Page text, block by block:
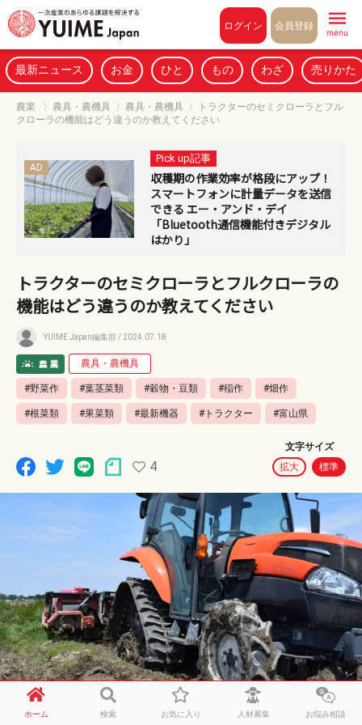
ログイン 会員登録
menu
最新ニュース お金 ひと もの わざ 売りかた
農業 〉 農具・農機具 〉 農具・農機具 〉
トラクターのセミクローラとフル
クローラの機能はどう違うのか教えてください
AD
Pick up記事
収穫期の作業効率が格段にアップ！
スマートフォンに計量データを送信
できる エー・アンド・デイ
「Bluetooth通信機能付きデジタル
はかり」
トラクターのセミクローラとフルクローラの
機能はどう違うのか教えてください
YUIME Japan編集部 / 2024.07.18
農具・農機具
#野菜作 #葉茎菜類 #穀物・豆類 #稲作 #畑作
#根菜類 #果菜類 #最新機器 #トラクター #富山県
4
文字サイズ
拡大
標準
ホーム 検索 お気に入り 人材募集 お悩み相談